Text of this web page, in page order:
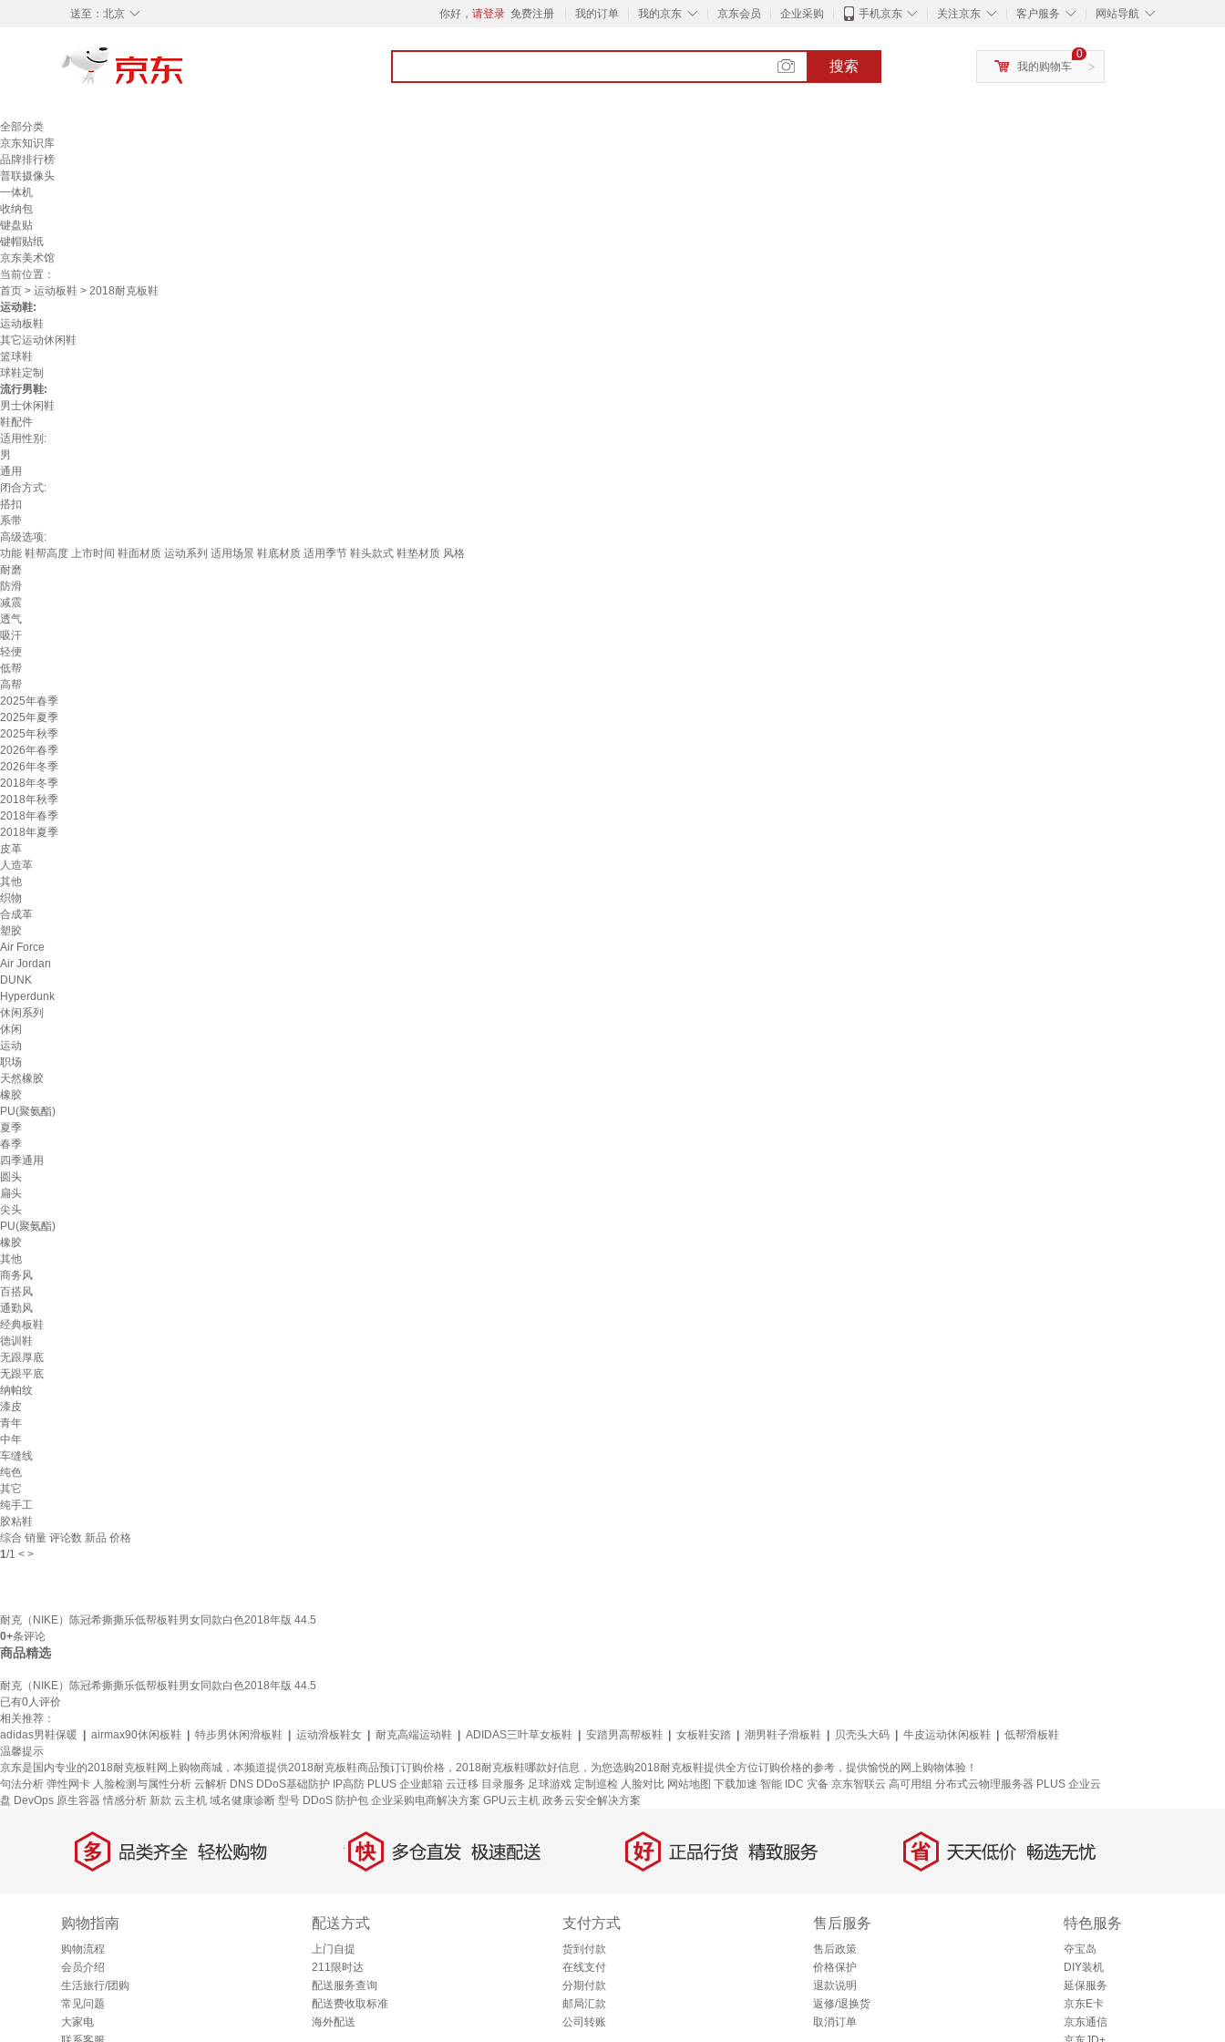
◇
送至： 北京 你好， 请登录 免费注册 我的订单 ◇
我的京东 京东会员 企业采购 ◇
手机京东 ◇
关注京东 ◇
客户服务 ◇
网站导航
搜索 >
0
我的购物车
全部分类
京东知识库
品牌排行榜
普联摄像头
一体机
收纳包
键盘贴
键帽贴纸
京东美术馆
当前位置：
首页 > 运动板鞋 > 2018耐克板鞋
运动鞋:
运动板鞋
其它运动休闲鞋
篮球鞋
球鞋定制
流行男鞋:
男士休闲鞋
鞋配件
适用性别:
男
通用
闭合方式:
搭扣
系带
高级选项:
功能 鞋帮高度 上市时间 鞋面材质 运动系列 适用场景 鞋底材质 适用季节 鞋头款式 鞋垫材质 风格
耐磨
防滑
减震
透气
吸汗
轻便
低帮
高帮
2025年春季
2025年夏季
2025年秋季
2026年春季
2026年冬季
2018年冬季
2018年秋季
2018年春季
2018年夏季
皮革
人造革
其他
织物
合成革
塑胶
Air Force
Air Jordan
DUNK
Hyperdunk
休闲系列
休闲
运动
职场
天然橡胶
橡胶
PU(聚氨酯)
夏季
春季
四季通用
圆头
扁头
尖头
PU(聚氨酯)
橡胶
其他
商务风
百搭风
通勤风
经典板鞋
德训鞋
无跟厚底
无跟平底
纳帕纹
漆皮
青年
中年
车缝线
纯色
其它
纯手工
胶粘鞋
综合 销量 评论数 新品 价格
1/1 < >
耐克（NIKE）陈冠希撕撕乐低帮板鞋男女同款白色2018年版 44.5
0+条评论
商品精选
耐克（NIKE）陈冠希撕撕乐低帮板鞋男女同款白色2018年版 44.5
已有0人评价
相关推荐：
adidas男鞋保暖
airmax90休闲板鞋 特步男休闲滑板鞋 运动滑板鞋女 耐克高端运动鞋 ADIDAS三叶草女板鞋 安踏男高帮板鞋 女板鞋安踏 潮男鞋子滑板鞋 贝壳头大码 牛皮运动休闲板鞋
低帮滑板鞋
温馨提示
京东是国内专业的2018耐克板鞋网上购物商城，本频道提供2018耐克板鞋商品预订订购价格，2018耐克板鞋哪款好信息，为您选购2018耐克板鞋提供全方位订购价格的参考，提供愉悦的网上购物体验！
句法分析 弹性网卡 人脸检测与属性分析 云解析 DNS DDoS基础防护 IP高防 PLUS 企业邮箱 云迁移 目录服务 足球游戏 定制巡检 人脸对比 网站地图 下载加速 智能 IDC 灾备 京东智联云 高可用组 分布式云物理服务器 PLUS 企业云
盘 DevOps 原生容器 情感分析 新款 云主机 域名健康诊断 型号 DDoS 防护包 企业采购电商解决方案 GPU云主机 政务云安全解决方案
多 品类齐全，轻松购物 快 多仓直发，极速配送 好 正品行货，精致服务 省 天天低价，畅选无忧
购物指南
购物流程
会员介绍
生活旅行/团购
常见问题
大家电
配送方式
上门自提
211限时达
配送服务查询
配送费收取标准
海外配送
支付方式
货到付款
在线支付
分期付款
邮局汇款
公司转账
售后服务
售后政策
价格保护
退款说明
返修/退换货
取消订单
特色服务
夺宝岛
DIY装机
延保服务
京东E卡
京东通信